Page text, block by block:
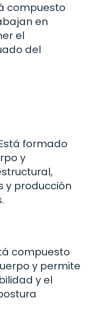
compuesto
en
el
del
formado
y
y producción
compuesto
y permite
y el